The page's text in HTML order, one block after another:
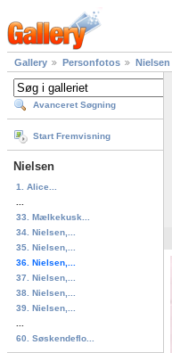
Gallery Personfotos Nielsen
Avanceret Søgning
Start Fremvisning
Nielsen
1. Alice...
33. Mælkekusk...
34. Nielsen,...
35. Nielsen,...
36. Nielsen,...
37. Nielsen,...
38. Nielsen,...
39. Nielsen,...
60. Søskendeflo...